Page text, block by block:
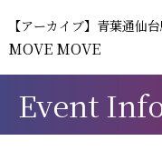
【アーカイブ】青葉通仙
MOVE MOVE
Event